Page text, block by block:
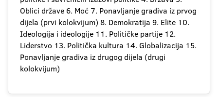
Oblici države 6. Moć 7. Ponavljanje gradiva iz prvog
dijela (prvi kolokvijum) 8. Demokratija 9. Elite 10.
Ideologija i ideologije 11. Političke partije 12.
Liderstvo 13. Politička kultura 14. Globalizacija 15.
Ponavljanje gradiva iz drugog dijela (drugi
kolokvijum)